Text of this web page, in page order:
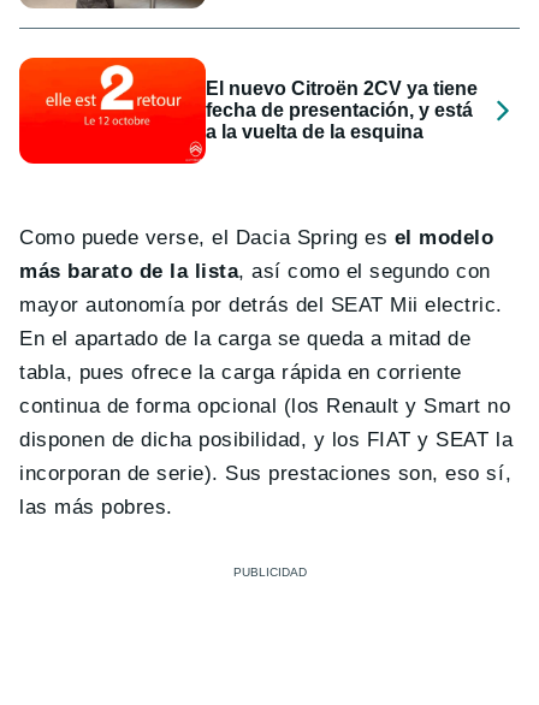
El nuevo Citroën 2CV ya tiene
fecha de presentación, y está
a la vuelta de la esquina
Como puede verse, el Dacia Spring es el modelo
más barato de la lista, así como el segundo con
mayor autonomía por detrás del SEAT Mii electric.
En el apartado de la carga se queda a mitad de
tabla, pues ofrece la carga rápida en corriente
continua de forma opcional (los Renault y Smart no
disponen de dicha posibilidad, y los FIAT y SEAT la
incorporan de serie). Sus prestaciones son, eso sí,
las más pobres.